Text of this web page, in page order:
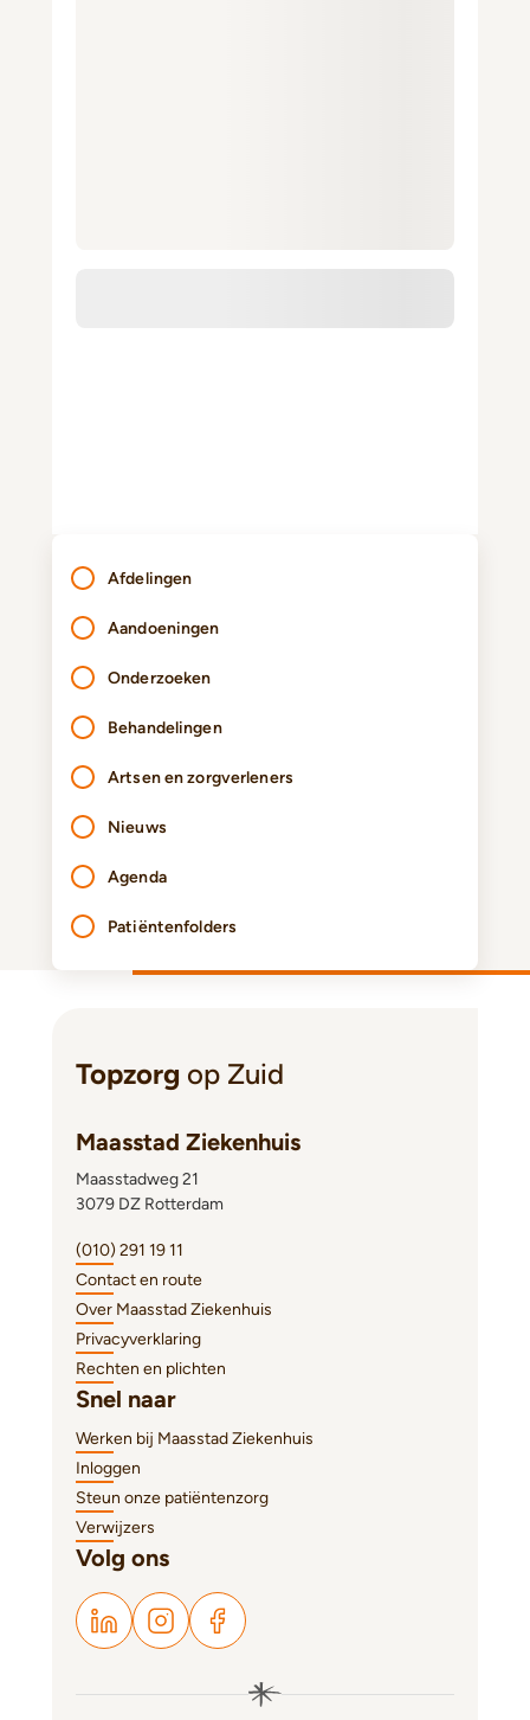
Afdelingen
Aandoeningen
Onderzoeken
Behandelingen
Artsen en zorgverleners
Nieuws
Agenda
Patiëntenfolders
Topzorg op Zuid
Maasstad Ziekenhuis
Maasstadweg 21
3079 DZ Rotterdam
(010) 291 19 11
Contact en route
Over Maasstad Ziekenhuis
Privacyverklaring
Rechten en plichten
Snel naar
Werken bij Maasstad Ziekenhuis
Inloggen
Steun onze patiëntenzorg
Verwijzers
Volg ons